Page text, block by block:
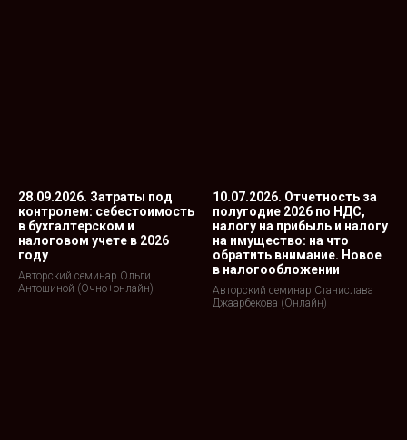
28.09.2026. Затраты под
контролем: себестоимость
в бухгалтерском и
налоговом учете в 2026
году
Авторский семинар Ольги
Антошиной (Очно+онлайн)
10.07.2026. Отчетность за
полугодие 2026 по НДС,
налогу на прибыль и налогу
на имущество: на что
обратить внимание. Новое
в налогообложении
Авторский семинар Станислава
Джаарбекова (Онлайн)